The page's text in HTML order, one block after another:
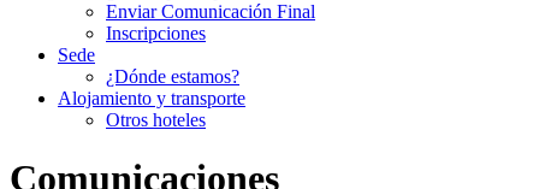
Enviar Comunicación Final
Inscripciones
Sede
¿Dónde estamos?
Alojamiento y transporte
Otros hoteles
Comunicaciones